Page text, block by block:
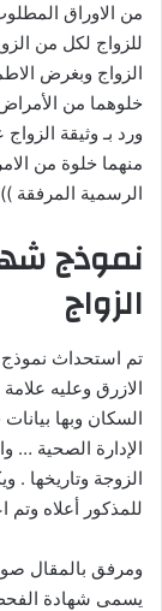
من الاوراق
للزواج لكل من
الزواج وبغرض
خلوهما من
ورد بـ وثيقة
منهما خلوة من
الرسمية المرفقة
نموذج
الزواج
تم استحداث نموذج
الازرق وعليه
السكان وبها
الإدارة الصحية …
الزوجة وتاريخها .
للمذكور أعلاه وتم
ومرفق بالمقال
يسمى شهادة